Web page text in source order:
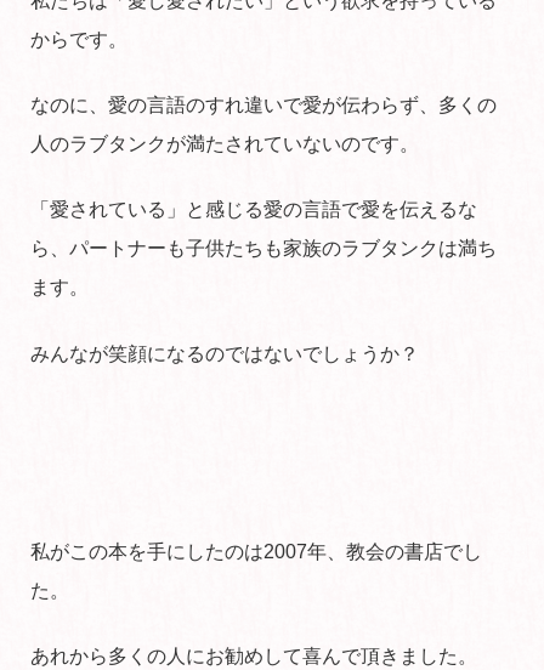
からです。
なのに、愛の言語のすれ違いで愛が伝わらず、多くの
人のラブタンクが満たされていないのです。
「愛されている」と感じる愛の言語で愛を伝えるな
ら、パートナーも子供たちも家族のラブタンクは満ち
ます。
みんなが笑顔になるのではないでしょうか？
私がこの本を手にしたのは2007年、教会の書店でし
た。
あれから多くの人にお勧めして喜んで頂きました。